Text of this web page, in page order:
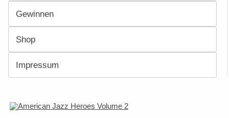
Gewinnen
Shop
Impressum